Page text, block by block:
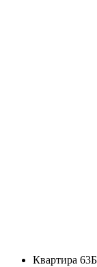
Квартира 63